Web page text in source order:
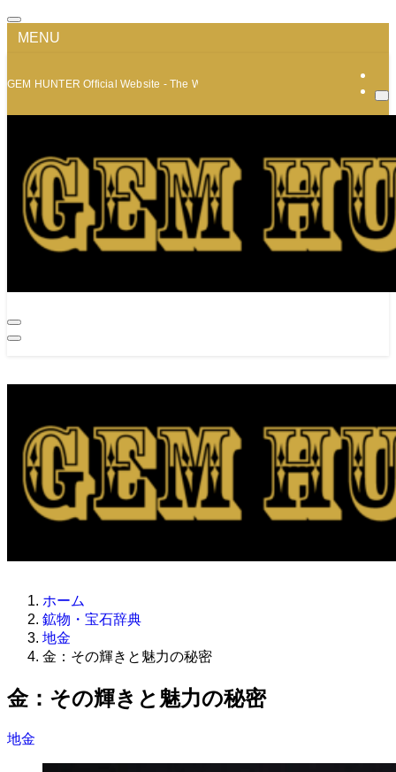
MENU
GEM HUNTER Official Website - The World of Minerals and Jewelry
ホーム
鉱物・宝石辞典
地金
金：その輝きと魅力の秘密
金：その輝きと魅力の秘密
地金